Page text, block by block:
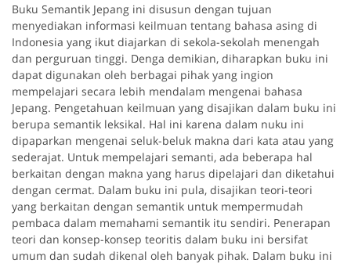
Buku Semantik Jepang ini disusun dengan tujuan
menyediakan informasi keilmuan tentang bahasa asing di
Indonesia yang ikut diajarkan di sekola-sekolah menengah
dan perguruan tinggi. Denga demikian, diharapkan buku ini
dapat digunakan oleh berbagai pihak yang ingion
mempelajari secara lebih mendalam mengenai bahasa
Jepang. Pengetahuan keilmuan yang disajikan dalam buku ini
berupa semantik leksikal. Hal ini karena dalam nuku ini
dipaparkan mengenai seluk-beluk makna dari kata atau yang
sederajat. Untuk mempelajari semanti, ada beberapa hal
berkaitan dengan makna yang harus dipelajari dan diketahui
dengan cermat. Dalam buku ini pula, disajikan teori-teori
yang berkaitan dengan semantik untuk mempermudah
pembaca dalam memahami semantik itu sendiri. Penerapan
teori dan konsep-konsep teoritis dalam buku ini bersifat
umum dan sudah dikenal oleh banyak pihak. Dalam buku ini